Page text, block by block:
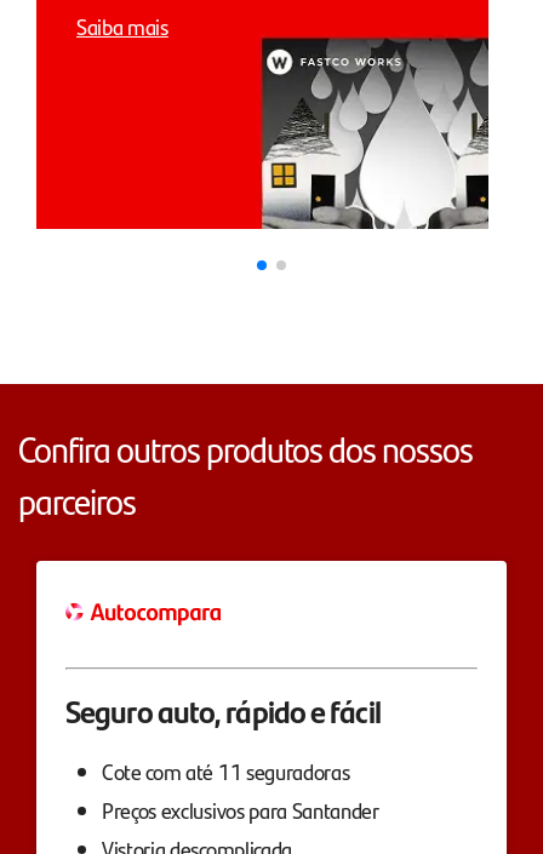
Saiba mais
Confira outros produtos dos nossos
parceiros
Seguro auto, rápido e fácil
Cote com até 11 seguradoras
Preços exclusivos para Santander